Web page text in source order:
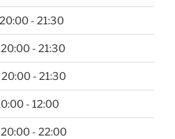
- 21:30
- 21:30
- 21:30
- 12:00
20:00 - 22:00